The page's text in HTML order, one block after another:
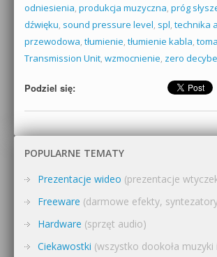
odniesienia, produkcja muzyczna, próg
dźwięku, sound pressure level, spl, technika
przewodowa, tłumienie, tłumienie kabla,
Transmission Unit, wzmocnienie, zero
Podziel się:
POPULARNE TEMATY
Prezentacje wideo (prezentacje
Freeware (darmowe efekty,
Hardware (sprzęt audio)
Ciekawostki (wszystko dookoła muzyki